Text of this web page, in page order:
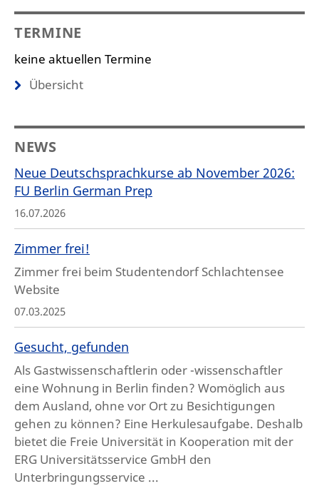
TERMINE
keine aktuellen Termine
Übersicht
NEWS
Neue Deutschsprachkurse ab November 2026:
FU Berlin German Prep
16.07.2026
Zimmer frei!
Zimmer frei beim Studentendorf Schlachtensee
Website
07.03.2025
Gesucht, gefunden
Als Gastwissenschaftlerin oder -wissenschaftler
eine Wohnung in Berlin finden? Womöglich aus
dem Ausland, ohne vor Ort zu Besichtigungen
gehen zu können? Eine Herkulesaufgabe. Deshalb
bietet die Freie Universität in Kooperation mit der
ERG Universitätsservice GmbH den
Unterbringungsservice ...